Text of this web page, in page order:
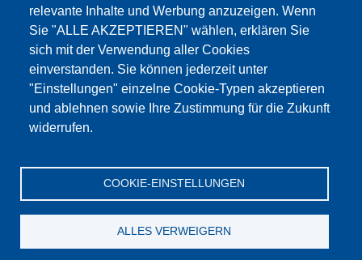
relevante Inhalte und Werbung anzuzeigen. Wenn
Sie "ALLE AKZEPTIEREN" wählen, erklären Sie
sich mit der Verwendung aller Cookies
einverstanden. Sie können jederzeit unter
"Einstellungen" einzelne Cookie-Typen akzeptieren
und ablehnen sowie Ihre Zustimmung für die Zukunft
widerrufen.
COOKIE-EINSTELLUNGEN
ALLES VERWEIGERN
NUR DIE GOOGLE MAPS COOKIES
AKZEPTIEREN.
Alle Cookies akzeptieren